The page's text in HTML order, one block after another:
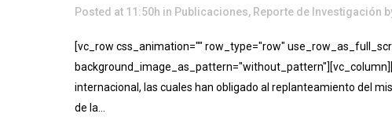
Posted at 11:50h in Publicaciones, Reporte de Investigación
[vc_row css_animation="" row_type="row"
internacional, las cuales han obligado al replanteamiento del
de la...